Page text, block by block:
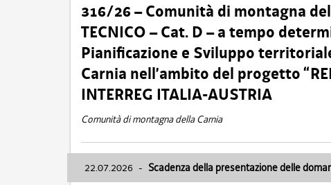
316/26 – Comunità di montagna
TECNICO – Cat. D – a tempo
Pianificazione e Sviluppo
Carnia nell’ambito del progetto
INTERREG ITALIA-AUSTRIA
Comunità di montagna della Carnia
22.07.2026 - Scadenza della presentazione delle